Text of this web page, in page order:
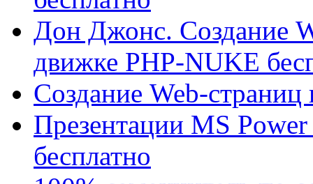
Дон Джонс. Создание
движке PHP-NUKE
Создание Web-страниц
Презентации MS
бесплатно